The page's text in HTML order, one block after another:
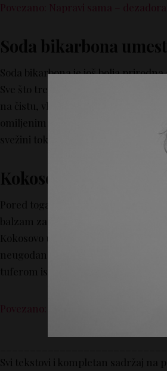
Povezano: Napravi sama –
Soda bikarbona
Soda bikarbona je još bolja
Sve što treba da uradite je da
na čistu, vlažnu kožu pazuha.
omiljenim esencijalnim uljem i
svežini tokom celog dana.
Kokosovo ulje umesto
Pored toga što kokosovo ulje
balzam za usne, delotvoran je i
Kokosovo ulje deluje
neugodan miris. Veoma je masan
tuferom ispod pazuha, sačekajte
Povezano: Koji dezadoransi ne
Svi tekstovi i kompletan sadržaj na